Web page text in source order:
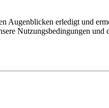
Augenblicken erledigt und
Nutzungsbedingungen